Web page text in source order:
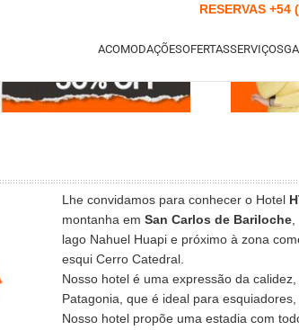
RESERVAS +54
ACOMODAÇÕESOFERTASSERVIÇOS
Lhe convidamos para conhecer o Hotel
montanha em San Carlos de Bariloche,
lago Nahuel Huapi e próximo à zona
esqui Cerro Catedral.
Nosso hotel é uma expressão da
Patagonia, que é ideal para
Nosso hotel propõe uma estadia com